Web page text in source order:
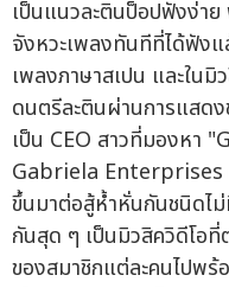
เป็นแนวละตินป็อปฟังง่าย
จังหวะเพลงทันทีที่ได้ฟัง
เพลงภาษาสเปน และใน
ดนตรีละตินผ่านการแสด
เป็น CEO สาวที่มองหา
Gabriela Enterprises
ขึ้นมาต่อสู้ห้ำหั่นกันชนิดไ
กันสุด ๆ เป็นมิวสิควิดีโอ
ของสมาชิกแต่ละคนไปพร้